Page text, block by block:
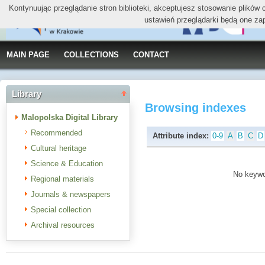
MAIN PAGE COLLECTIONS CONTACT
Library
Malopolska Digital Library
Recommended
Cultural heritage
Science & Education
Regional materials
Journals & newspapers
Special collection
Archival resources
Browsing indexes
Attribute index: 0-9 A B C D
No
Kontynuując przeglądanie stron biblioteki, akceptujesz stosowanie
ustawień przeglądarki będą one